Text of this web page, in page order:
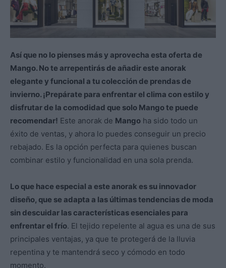
Así que no lo pienses más y aprovecha esta oferta de
Mango. No te arrepentirás de añadir este anorak
elegante y funcional a tu colección de prendas de
invierno. ¡Prepárate para enfrentar el clima con estilo y
disfrutar de la comodidad que solo Mango te puede
recomendar! Este anorak de Mango ha sido todo un
éxito de ventas, y ahora lo puedes conseguir un precio
rebajado. Es la opción perfecta para quienes buscan
combinar estilo y funcionalidad en una sola prenda.
Lo que hace especial a este anorak es su innovador
diseño, que se adapta a las últimas tendencias de moda
sin descuidar las características esenciales para
enfrentar el frío. El tejido repelente al agua es una de sus
principales ventajas, ya que te protegerá de la lluvia
repentina y te mantendrá seco y cómodo en todo
momento.